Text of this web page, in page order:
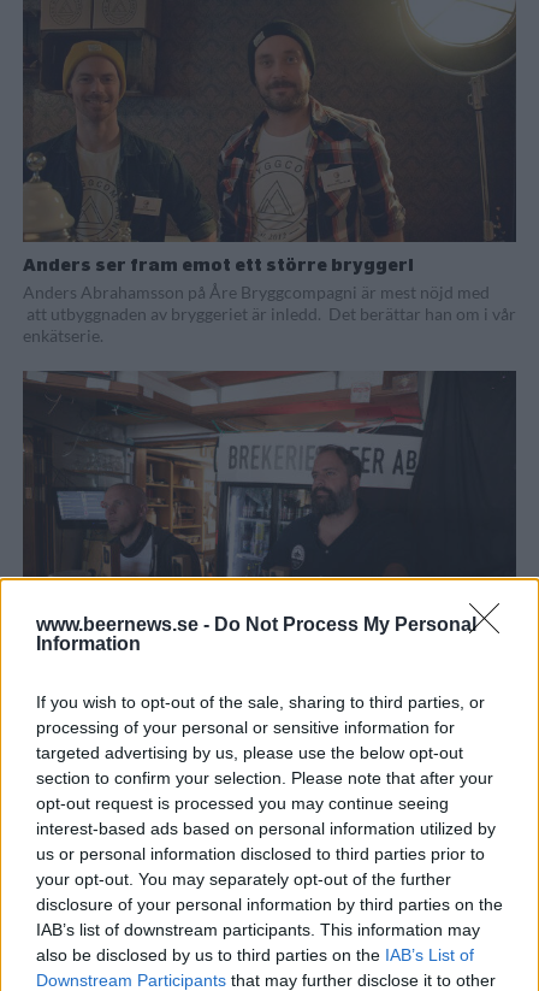
www.beernews.se - Do Not Process My Personal
Information
If you wish to opt-out of the sale, sharing to third parties, or
processing of your personal or sensitive information for
targeted advertising by us, please use the below opt-out
section to confirm your selection. Please note that after your
opt-out request is processed you may continue seeing
interest-based ads based on personal information utilized by
us or personal information disclosed to third parties prior to
your opt-out. You may separately opt-out of the further
disclosure of your personal information by third parties on the
IAB’s list of downstream participants. This information may
also be disclosed by us to third parties on the IAB’s List of
Downstream Participants that may further disclose it to other
Anders ser fram emot ett större bryggeri
Anders Abrahamsson på Åre Bryggcompagni är mest nöjd med
att utbyggnaden av bryggeriet är inledd. Det berättar han om i vår
enkätserie.
Magnus Svensson hoppas på att få sälja superfärsk IPA från
bryggeriet inom kort. Det och mer berättar han om i vår
sommarserie.